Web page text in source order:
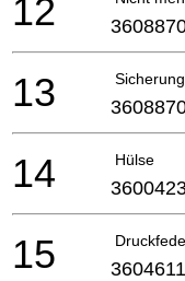
12
13
Hülse
14
15